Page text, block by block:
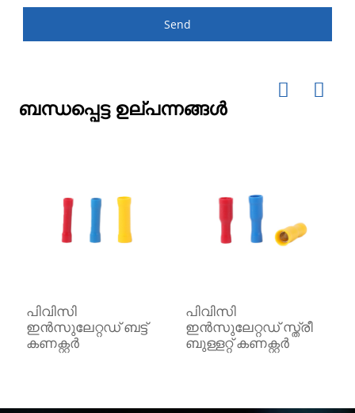
Send
ബന്ധപ്പെട്ട ഉല്പന്നങ്ങൾ
പിവിസി
ഇൻസുലേറ്റഡ് ബട്ട്
കണക്റ്റർ
പിവിസി
ഇൻസുലേറ്റഡ് സ്ത്രീ
ബുള്ളറ്റ് കണക്റ്റർ